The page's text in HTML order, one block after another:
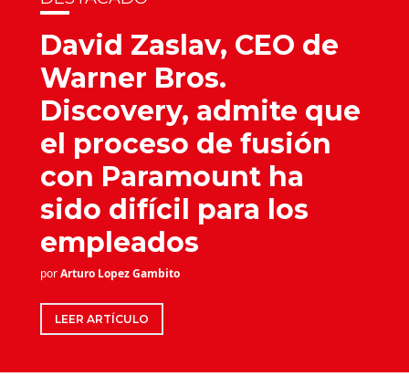
David Zaslav, CEO de
Warner Bros.
Discovery, admite que
el proceso de fusión
con Paramount ha
sido difícil para los
empleados
porArturo Lopez Gambito
LEER ARTÍCULO